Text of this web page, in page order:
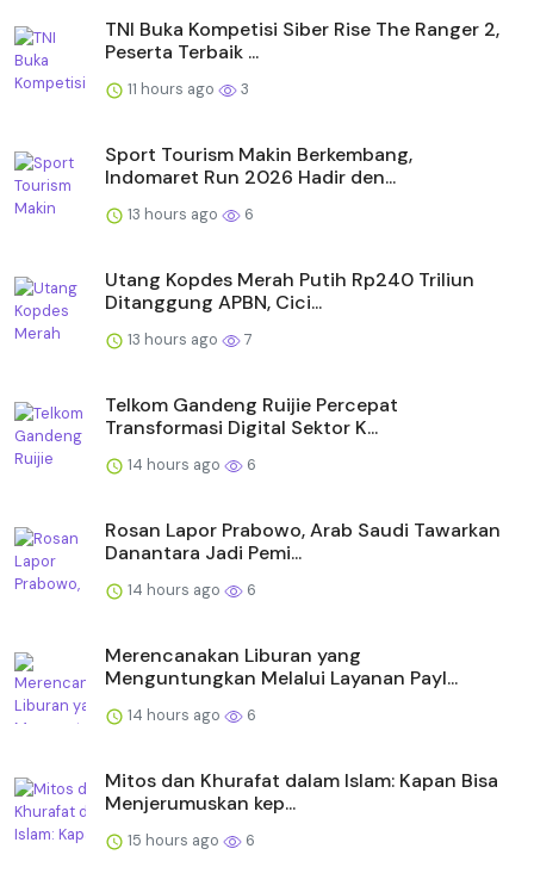
TNI Buka Kompetisi Siber Rise The Ranger 2,
Peserta Terbaik ...
11 hours ago 3
Sport Tourism Makin Berkembang,
Indomaret Run 2026 Hadir den...
13 hours ago 6
Utang Kopdes Merah Putih Rp240 Triliun
Ditanggung APBN, Cici...
13 hours ago 7
Telkom Gandeng Ruijie Percepat
Transformasi Digital Sektor K...
14 hours ago 6
Rosan Lapor Prabowo, Arab Saudi Tawarkan
Danantara Jadi Pemi...
14 hours ago 6
Merencanakan Liburan yang
Menguntungkan Melalui Layanan Payl...
14 hours ago 6
Mitos dan Khurafat dalam Islam: Kapan Bisa
Menjerumuskan kep...
15 hours ago 6